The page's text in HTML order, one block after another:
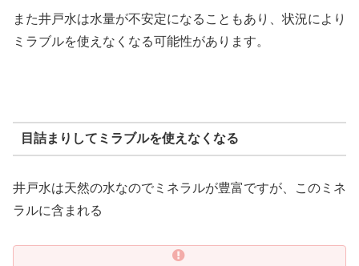
また井戸水は水量が不安定になることもあり、状況により
ミラブルを使えなくなる可能性があります。
目詰まりしてミラブルを使えなくなる
井戸水は天然の水なのでミネラルが豊富ですが、このミネ
ラルに含まれる